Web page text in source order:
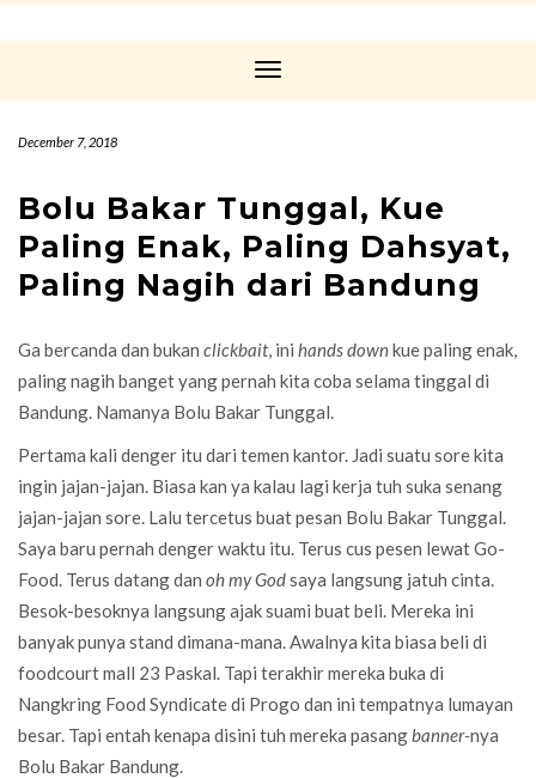
Toggle
December 7, 2018
Bolu Bakar Tunggal, Kue
Paling Enak, Paling Dahsyat,
Paling Nagih dari Bandung
Ga bercanda dan bukan clickbait, ini hands downkue paling enak,
paling nagih banget yang pernah kita coba selama tinggal di
Bandung. Namanya Bolu Bakar Tunggal.
Pertama kali denger itu dari temen kantor. Jadi suatu sore kita
ingin jajan-jajan. Biasa kan ya kalau lagi kerja tuh suka senang
jajan-jajan sore. Lalu tercetus buat pesan Bolu Bakar Tunggal.
Saya baru pernah denger waktu itu. Terus cus pesen lewat Go-
Food. Terus datang dan oh my Godsaya langsung jatuh cinta.
Besok-besoknya langsung ajak suami buat beli. Mereka ini
banyak punya stand dimana-mana. Awalnya kita biasa beli di
foodcourt mall 23 Paskal. Tapi terakhir mereka buka di
Nangkring Food Syndicate di Progo dan ini tempatnya lumayan
besar. Tapi entah kenapa disini tuh mereka pasangbanner-nya
Bolu Bakar Bandung.